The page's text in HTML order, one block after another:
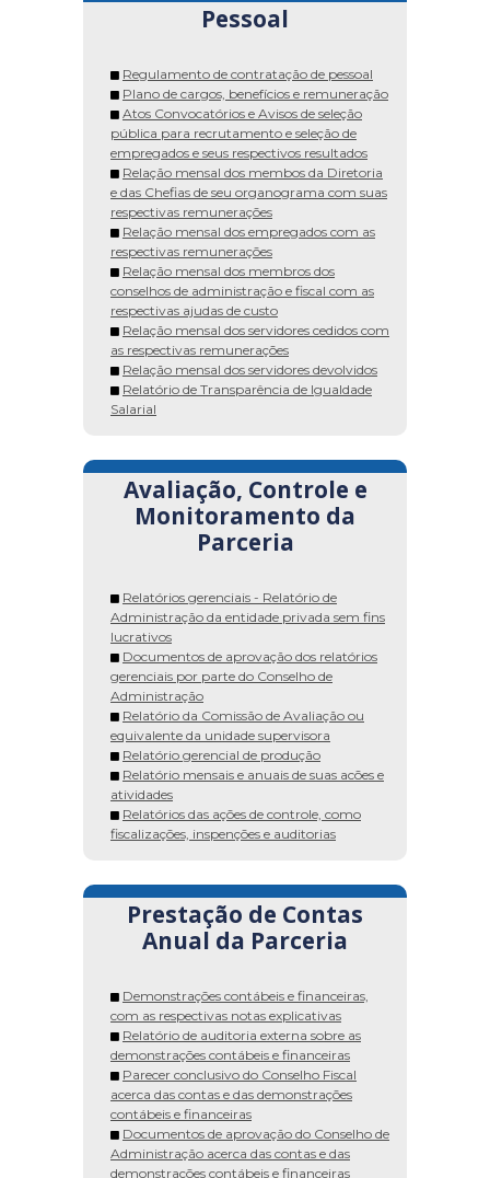
Pessoal
Regulamento de contratação de pessoal
Plano de cargos, benefícios e remuneração
Atos Convocatórios e Avisos de seleção
pública para recrutamento e seleção de
empregados e seus respectivos resultados
Relação mensal dos membos da Diretoria
e das Chefias de seu organograma com suas
respectivas remunerações
Relação mensal dos empregados com as
respectivas remunerações
Relação mensal dos membros dos
conselhos de administração e fiscal com as
respectivas ajudas de custo
Relação mensal dos servidores cedidos com
as respectivas remunerações
Relação mensal dos servidores devolvidos
Relatório de Transparência de Igualdade
Salarial
Avaliação, Controle e
Monitoramento da
Parceria
Relatórios gerenciais - Relatório de
Administração da entidade privada sem fins
lucrativos
Documentos de aprovação dos relatórios
gerenciais por parte do Conselho de
Administração
Relatório da Comissão de Avaliação ou
equivalente da unidade supervisora
Relatório gerencial de produção
Relatório mensais e anuais de suas acões e
atividades
Relatórios das ações de controle, como
fiscalizações, inspenções e auditorias
Prestação de Contas
Anual da Parceria
Demonstrações contábeis e financeiras,
com as respectivas notas explicativas
Relatório de auditoria externa sobre as
demonstrações contábeis e financeiras
Parecer conclusivo do Conselho Fiscal
acerca das contas e das demonstrações
contábeis e financeiras
Documentos de aprovação do Conselho de
Administração acerca das contas e das
demonstrações contábeis e financeiras